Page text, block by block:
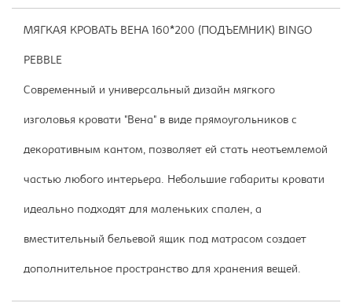
МЯГКАЯ КРОВАТЬ ВЕНА 160*200 (ПОДЪЕМНИК) BINGO
PEBBLE
Современный и универсальный дизайн мягкого
изголовья кровати "Вена" в виде прямоугольников с
декоративным кантом, позволяет ей стать неотъемлемой
частью любого интерьера. Небольшие габариты кровати
идеально подходят для маленьких спален, а
вместительный бельевой ящик под матрасом создает
дополнительное пространство для хранения вещей.